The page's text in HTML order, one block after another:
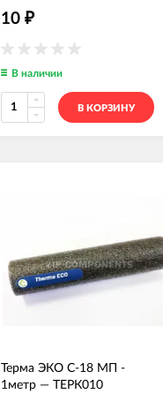
10 ₽
В наличии
В КОРЗИНУ
Терма ЭКО С-18 МП -
1метр — ТЕРК010